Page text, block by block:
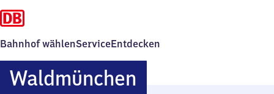
Bahnhof wählenServiceEntdecken
WaldmünchenWaldmünchen